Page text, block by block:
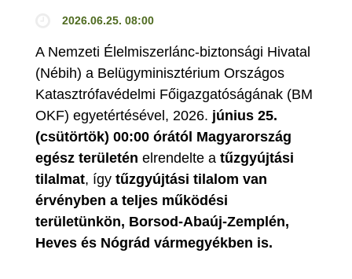
2026.06.25. 08:00
A Nemzeti Élelmiszerlánc-biztonsági Hivatal
(Nébih) a Belügyminisztérium Országos
Katasztrófavédelmi Főigazgatóságának (BM
OKF) egyetértésével, 2026. június 25.
(csütörtök) 00:00 órától Magyarország
egész területén elrendelte a tűzgyújtási
tilalmat, így tűzgyújtási tilalom van
érvényben a teljes működési
területünkön, Borsod-Abaúj-Zemplén,
Heves és Nógrád vármegyékben is.